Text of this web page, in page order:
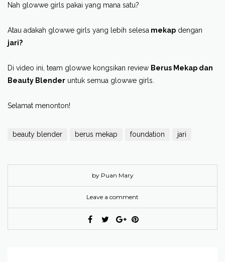
Nah glowwe girls pakai yang mana satu?
Atau adakah glowwe girls yang lebih selesa mekap dengan
jari?
Di video ini, team glowwe kongsikan review Berus Mekap dan
Beauty Blender untuk semua glowwe girls.
Selamat menonton!
beauty blender berus mekap foundation jari
by Puan Mary
Leave a comment